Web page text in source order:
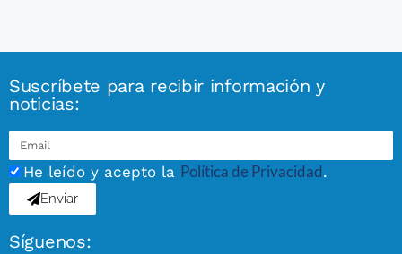
Suscríbete para recibir información y
noticias:
He leído y acepto la Política de Privacidad.
Enviar
Síguenos: